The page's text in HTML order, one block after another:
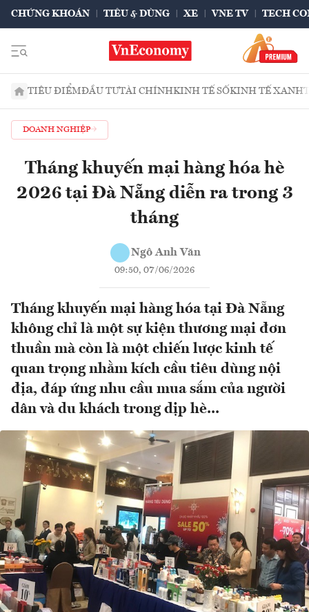
CHỨNG KHOÁN TIÊU & DÙNG XE VNE TV TECH
TIÊU ĐIỂMĐẦU TƯTÀI CHÍNHKINH TẾ SỐKINH TẾ XANH
DOANH NGHIỆP
Tháng khuyến mại hàng hóa hè
2026 tại Đà Nẵng diễn ra trong 3
tháng
Ngô Anh Văn
09:50, 07/06/2026
Tháng khuyến mại hàng hóa tại Đà Nẵng
không chỉ là một sự kiện thương mại đơn
thuần mà còn là một chiến lược kinh tế
quan trọng nhằm kích cầu tiêu dùng nội
địa, đáp ứng nhu cầu mua sắm của người
dân và du khách trong dịp hè...